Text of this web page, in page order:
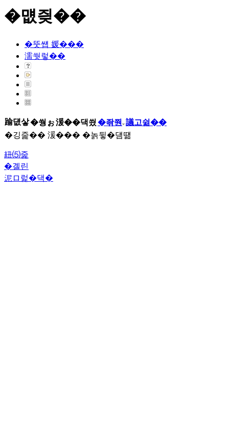
�먮즺��
�뚯썝 媛���
濡쒓렇��
踰덊샇�쒕ぉ湲��댁씠�좎쭨 議고쉶��
�깅줉�� 湲��� �놁뒿�덈떎
紐⑸줉
�곌린
泥ロ럹�댁�